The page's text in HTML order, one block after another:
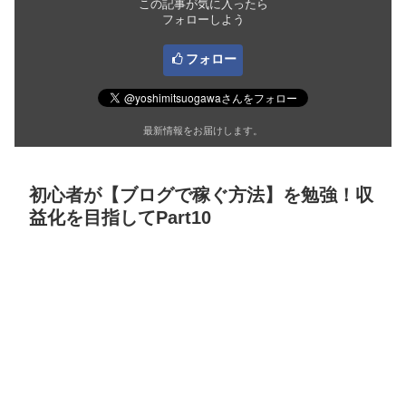
この記事が気に入ったら
フォローしよう
フォロー
最新情報をお届けします。
初心者が【ブログで稼ぐ方法】を勉強！収
益化を目指してPart10